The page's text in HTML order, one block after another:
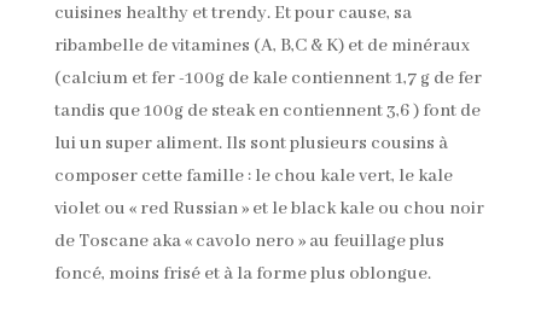
cuisines healthy et trendy. Et pour cause, sa
ribambelle de vitamines (A, B,C & K) et de minéraux
(calcium et fer -100g de kale contiennent 1,7 g de fer
tandis que 100g de steak en contiennent 3,6 ) font de
lui un super aliment. Ils sont plusieurs cousins à
composer cette famille : le chou kale vert, le kale
violet ou « red Russian » et le black kale ou chou noir
de Toscane aka « cavolo nero » au feuillage plus
foncé, moins frisé et à la forme plus oblongue.